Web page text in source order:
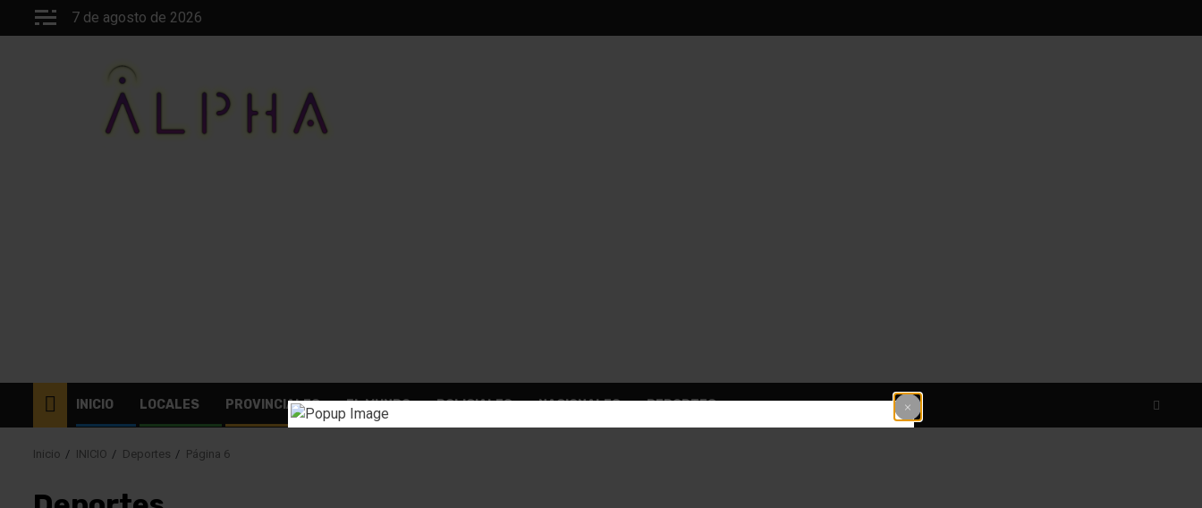
7 de agosto de 2026
INICIO LOCALES PROVINCIALES EL MUNDO POLICIALES NACIONALES DEPORTES
Inicio INICIO Deportes Página 6